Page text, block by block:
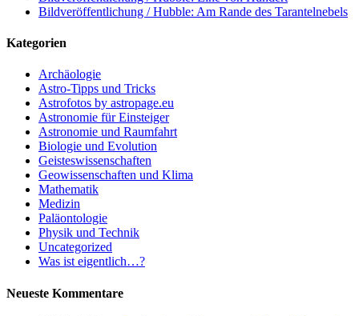
Bildveröffentlichung / Hubble: Am Rande des Tarantelnebels
Kategorien
Archäologie
Astro-Tipps und Tricks
Astrofotos by astropage.eu
Astronomie für Einsteiger
Astronomie und Raumfahrt
Biologie und Evolution
Geisteswissenschaften
Geowissenschaften und Klima
Mathematik
Medizin
Paläontologie
Physik und Technik
Uncategorized
Was ist eigentlich…?
Neueste Kommentare